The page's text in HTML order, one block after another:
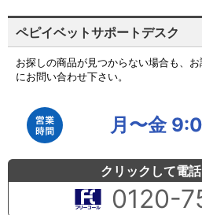
ペピイベットサポートデスク
お探しの商品が見つからない場合も、
にお問い合わせ下さい。
月〜金
クリックして電
0120-